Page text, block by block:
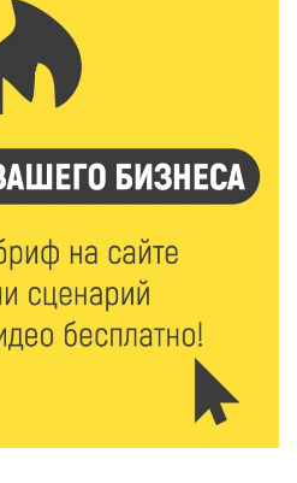
1900 тверских семей
в 2026 году
Твери назвали
жизни
выплату контрактникам